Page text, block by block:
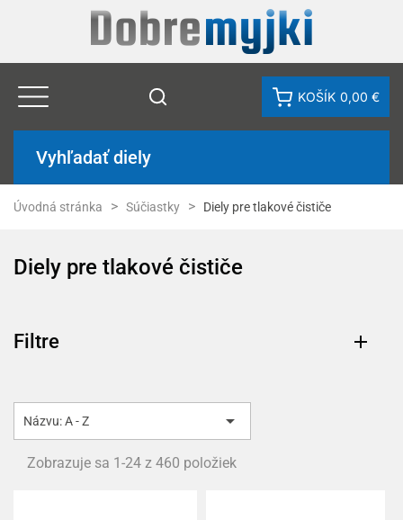
KOŠÍK 0,00 €
Vyhľadať diely
Úvodná stránka Súčiastky Diely pre tlakové čističe
Diely pre tlakové čističe
Filtre
Názvu: A - Z 
Zobrazuje sa 1-24 z 460 položiek